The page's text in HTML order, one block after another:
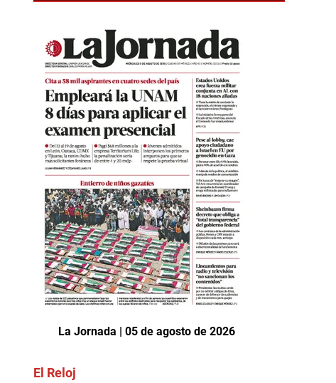
La Jornada | 05 de agosto de 2026
El Reloj